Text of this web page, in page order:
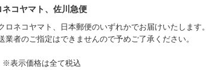
ネコヤマト、佐川急便
ロネコヤマト、日本郵便のいずれかでお届けいたします。
業者のご指定はできませんので予めご了承ください。
※表示価格は全て税込